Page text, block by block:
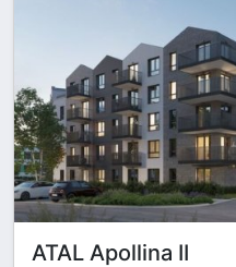
ATAL Apollina II